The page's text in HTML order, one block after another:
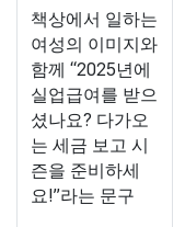
책상에서 일하는
여성의 이미지와
함께 “2025년에
실업급여를 받으
셨나요? 다가오
는 세금 보고 시
즌을 준비하세
요!”라는 문구